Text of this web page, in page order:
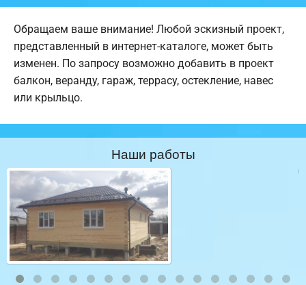
Обращаем ваше внимание! Любой эскизный проект,
представленный в интернет-каталоге, может быть
изменен. По запросу возможно добавить в проект
балкон, веранду, гараж, террасу, остекление, навес
или крыльцо.
Наши работы